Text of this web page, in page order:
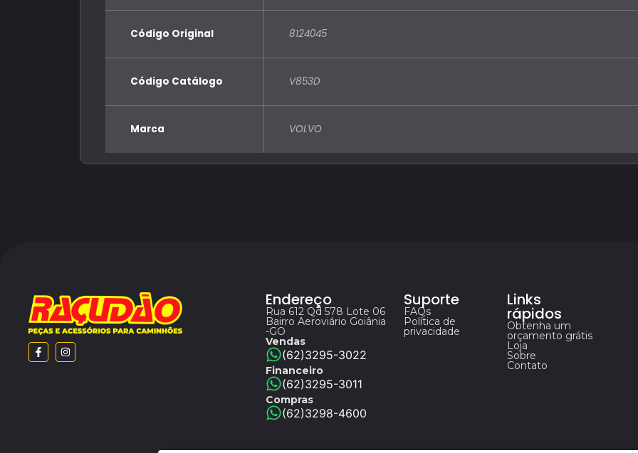
Código Original 8124045
Código Catálogo V853D
Marca VOLVO
Endereço
Rua 612 Qd 578 Lote 06
Bairro Aeroviário Goiânia
-GO
Vendas
(62)3295-3022
Financeiro
(62)3295-3011
Compras
(62)3298-4600
Suporte
FAQs
Política de
privacidade
Links
rápidos
Obtenha um
orçamento grátis
Loja
Sobre
Contato